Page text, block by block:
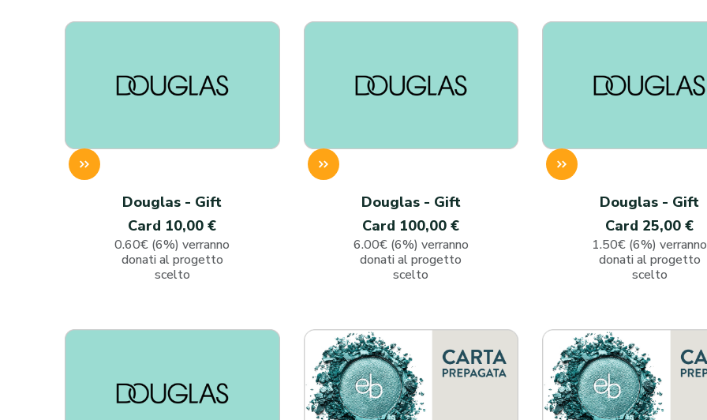
Douglas - Gift
Card 10,00 €
0.60€ (6%) verranno
donati al progetto
scelto
Douglas - Gift
Card 100,00 €
6.00€ (6%) verranno
donati al progetto
scelto
Douglas - Gift
Card 25,00 €
1.50€ (6%) verranno
donati al progetto
scelto